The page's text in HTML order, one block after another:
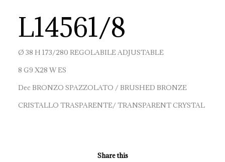
L14561/8
Ø 38 H 173/280 REGOLABILE ADJUSTABLE
8 G9 X28 W ES
Dec BRONZO SPAZZOLATO / BRUSHED BRONZE
CRISTALLO TRASPARENTE/ TRANSPARENT CRYSTAL
Share this